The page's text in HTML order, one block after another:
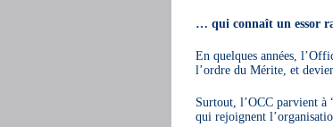
… qui connaît un essor
En quelques années,
l’ordre du Mérite, et
Surtout, l’OCC parvient à
qui rejoignent